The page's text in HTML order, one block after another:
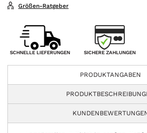
Größen-Ratgeber
SCHNELLE LIEFERUNGEN SICHERE ZAHLUNGEN
PRODUKTANGABEN